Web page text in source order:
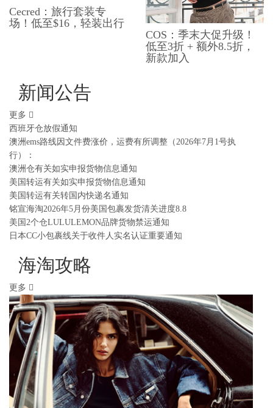
Cecred：旅行套装专
场！低至$16，轻装出行
COS：季末大促升级！
低至3折 + 额外8.5折，
新款加入
新闻公告
更多
西班牙仓放假通知
澳洲ems路线因文件费涨价，运费有所调整（2026年7月1号执
行）：
澳洲仓有关如实申报货物信息通知
美国转运有关如实申报货物信息通知
美国转运有关转国内快递名通知
铭宣海淘2026年5月份美国包裹发货清关进度8.8
美国2个仓LULULEMON品牌货物禁运通知
日本CC小包裹线关于收件人实名认证重要通知
海淘攻略
更多